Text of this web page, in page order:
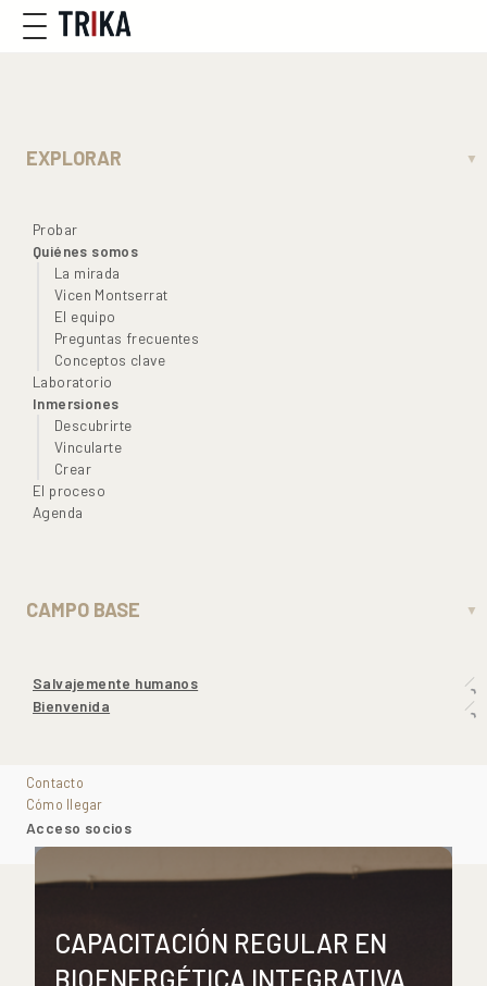
EXPLORAR ▼
Probar
Quiénes somos
La mirada
Vicen Montserrat
El equipo
Preguntas frecuentes
Conceptos clave
Laboratorio
Inmersiones
Descubrirte
Vincularte
Crear
El proceso
Agenda
CAMPO BASE ▼
Salvajemente humanos
Bienvenida
Contacto
Cómo llegar
Acceso socios
CAPACITACIÓN REGULAR EN
BIOENERGÉTICA INTEGRATIVA